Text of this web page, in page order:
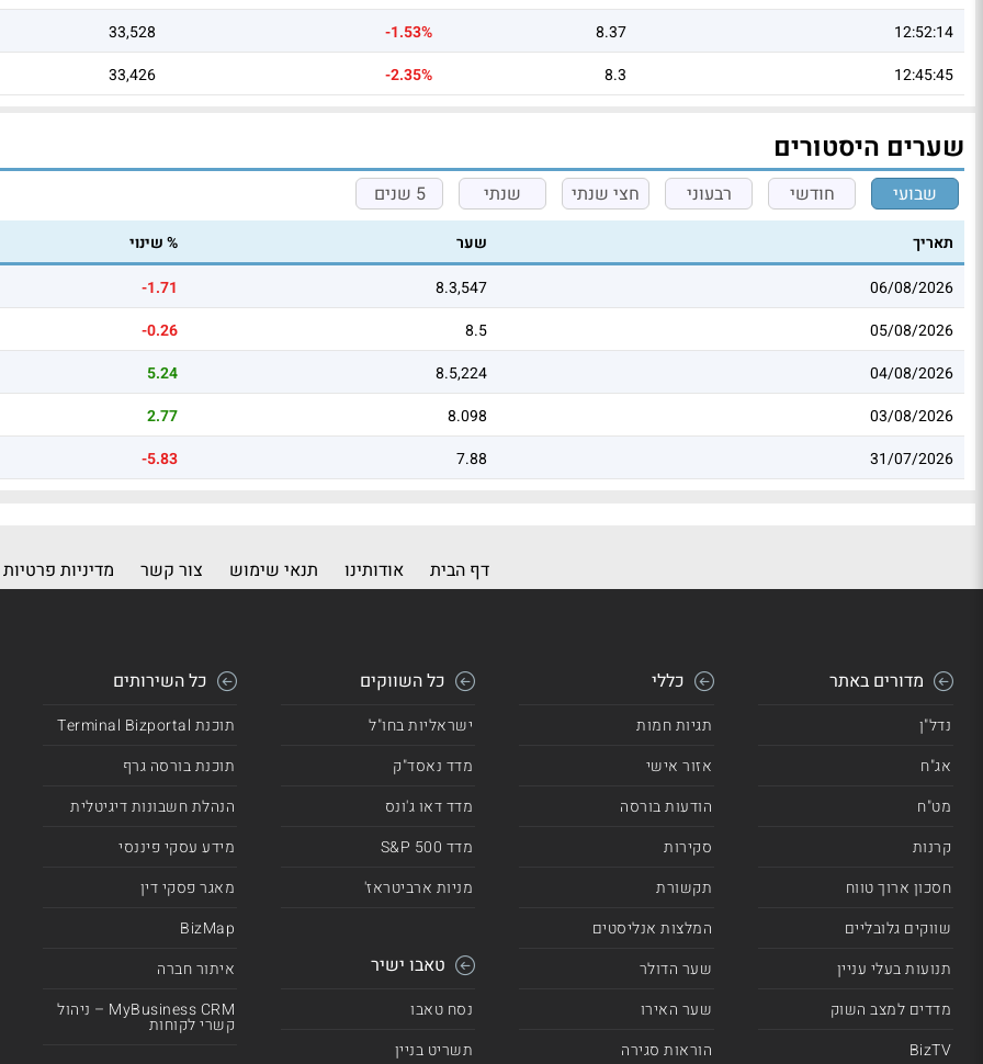
12:52:14
8.37
-1.53%
33,528
12:45:45
8.3
-2.35%
33,426
שערים היסטורים
שבועי חודשי רבעוני חצי שנתי שנתי 5 שנים
תאריך שער
% שינוי
06/08/2026
8.3,547
-1.71
05/08/2026
8.5
-0.26
04/08/2026
8.5,224
5.24
03/08/2026
8.098
2.77
31/07/2026
7.88
-5.83
דף הבית אודותינו תנאי שימוש צור קשר מדיניות פרטיות
מדורים באתר
נדל"ן
אג"ח
מט"ח
קרנות
חסכון ארוך טווח
שווקים גלובליים
תנועות בעלי עניין
מדדים למצב השוק
BizTV
כללי
תגיות חמות
אזור אישי
הודעות בורסה
סקירות
תקשורת
המלצות אנליסטים
שער הדולר
שער האירו
הוראות סגירה
כל השווקים
ישראליות בחו"ל
מדד נאסד"ק
מדד דאו ג'ונס
מדד 500 S&P
מניות ארביטראז'
טאבו ישיר
נסח טאבו
תשריט בניין
כל השירותים
תוכנת Terminal Bizportal
תוכנת בורסה גרף
הנהלת חשבונות דיגיטלית
מידע עסקי פיננסי
מאגר פסקי דין
BizMap
איתור חברה
MyBusiness CRM – ניהול
קשרי לקוחות